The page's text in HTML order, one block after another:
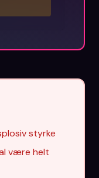
styrke
være helt